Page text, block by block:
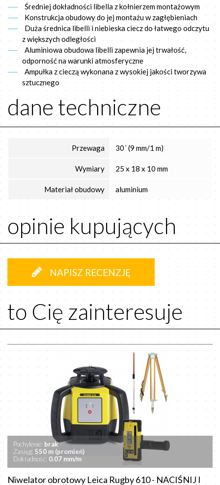
Średniej dokładności libella z kołnierzem montażowym
Konstrukcja obudowy do jej montażu w zagłębieniach
Duża średnica libelli i niebieska ciecz do łatwego odczytu
z większych odległości
Aluminiowa obudowa libelli zapewnia jej trwałość,
odporność na warunki atmosferyczne
Ampułka z cieczą wykonana z wysokiej jakości tworzywa
sztucznego
dane techniczne
Przewaga 30´ (9 mm/1 m)
Wymiary 25 x 18 x 10 mm
Materiał obudowy aluminium
opinie kupujących
NAPISZ RECENZJĘ
to Cię zainteresuje
Pochylenie: brak
Zasięg: 550 m (promień)
Dokładność: 0.07 mm/m
Niwelator obrotowy Leica Rugby 610 - NACIŚNIJ I